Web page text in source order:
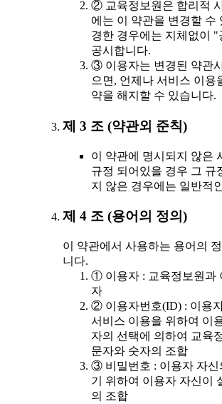
② 교육정보원은 합리적
에는 이 약관을 변경할 수
경한 경우에는 지체없이 "
공시합니다.
③ 이용자는 변경된 약관
으면, 언제나 서비스 이용
약을 해지할 수 있습니다.
제 3 조 (약관외 준칙)
이 약관에 명시되지 않은
규정 되어있을 경우 그 규
지 않은 경우에는 일반적
제 4 조 (용어의 정의)
이 약관에서 사용하는 용어의
니다.
① 이용자 : 교육정보원과
자
② 이용자번호(ID) : 이용
서비스 이용을 위하여 이
자의 선택에 의하여 교육
문자와 숫자의 조합
③ 비밀번호 : 이용자 자신
기 위하여 이용자 자신이
의 조합